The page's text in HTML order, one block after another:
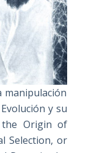
manipulación
y su
the Origin of
Selection, or